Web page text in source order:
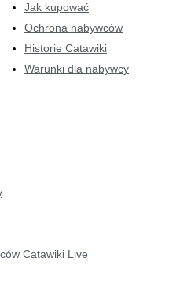
Jak kupować
Ochrona nabywców
Historie Catawiki
Warunki dla nabywcy
Catawiki Live